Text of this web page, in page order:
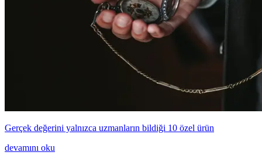
Gerçek değerini yalnızca uzmanların bildiği 10 özel ürün
devamını oku